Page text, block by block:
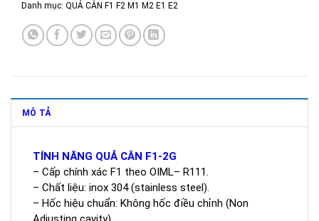
Danh mục: QUẢ CÂN F1 F2 M1 M2 E1 E2
MÔ TẢ
TÍNH NĂNG QUẢ CÂN F1-2G
– Cấp chính xác F1 theo OIML– R111.
– Chất liệu: inox 304 (stainless steel).
– Hốc hiệu chuẩn: Không hốc điều chỉnh (Non